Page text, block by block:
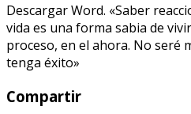
Descargar Word. «Saber
vida es una forma sabia de
proceso, en el ahora. No seré
tenga éxito»
Compartir